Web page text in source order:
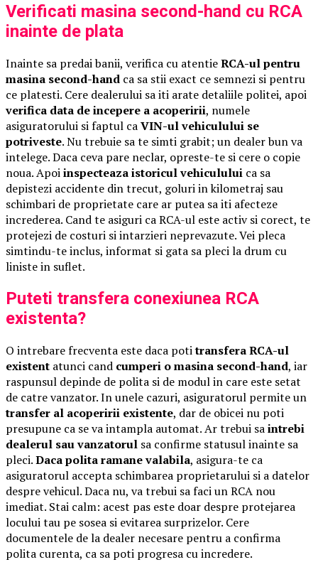
Verificati masina second-hand cu RCA
inainte de plata
Inainte sa predai banii, verifica cu atentieRCA-ul pentru
masina second-hand ca sa stii exact ce semnezi si pentru
ce platesti. Cere dealerului sa iti arate detaliile politei, apoi
verifica data de incepere a acoperirii, numele
asiguratorului si faptul caVIN-ul vehiculului se
potriveste. Nu trebuie sa te simti grabit; un dealer bun va
intelege. Daca ceva pare neclar, opreste-te si cere o copie
noua. Apoiinspecteaza istoricul vehiculului ca sa
depistezi accidente din trecut, goluri in kilometraj sau
schimbari de proprietate care ar putea sa iti afecteze
increderea. Cand te asiguri ca RCA-ul este activ si corect, te
protejezi de costuri si intarzieri neprevazute. Vei pleca
simtindu-te inclus, informat si gata sa pleci la drum cu
liniste in suflet.
Puteti transfera conexiunea RCA
existenta?
O intrebare frecventa este daca potitransfera RCA-ul
existent atunci cand cumperi o masina second-hand, iar
raspunsul depinde de polita si de modul in care este setat
de catre vanzator. In unele cazuri, asiguratorul permite un
transfer al acoperirii existente, dar de obicei nu poti
presupune ca se va intampla automat. Ar trebui saintrebi
dealerul sau vanzatorul sa confirme statusul inainte sa
pleci.Daca polita ramane valabila, asigura-te ca
asiguratorul accepta schimbarea proprietarului si a datelor
despre vehicul. Daca nu, va trebui sa faci un RCA nou
imediat. Stai calm: acest pas este doar despre protejarea
locului tau pe sosea si evitarea surprizelor. Cere
documentele de la dealer necesare pentru a confirma
polita curenta, ca sa poti progresa cu incredere.